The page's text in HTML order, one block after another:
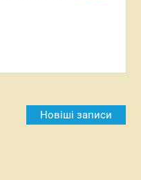
Новіші записи